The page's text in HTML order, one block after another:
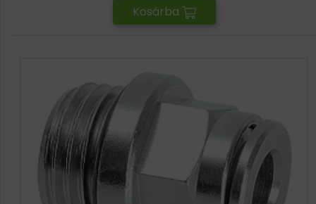
Kosárba